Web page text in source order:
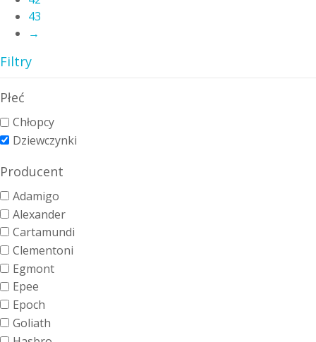
43
→
Filtry
Płeć
Chłopcy
Dziewczynki
Producent
Adamigo
Alexander
Cartamundi
Clementoni
Egmont
Epee
Epoch
Goliath